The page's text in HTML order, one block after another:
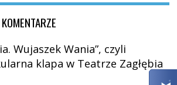
Wujaszek Wania”, czyli
klapa w Teatrze Zagłębia